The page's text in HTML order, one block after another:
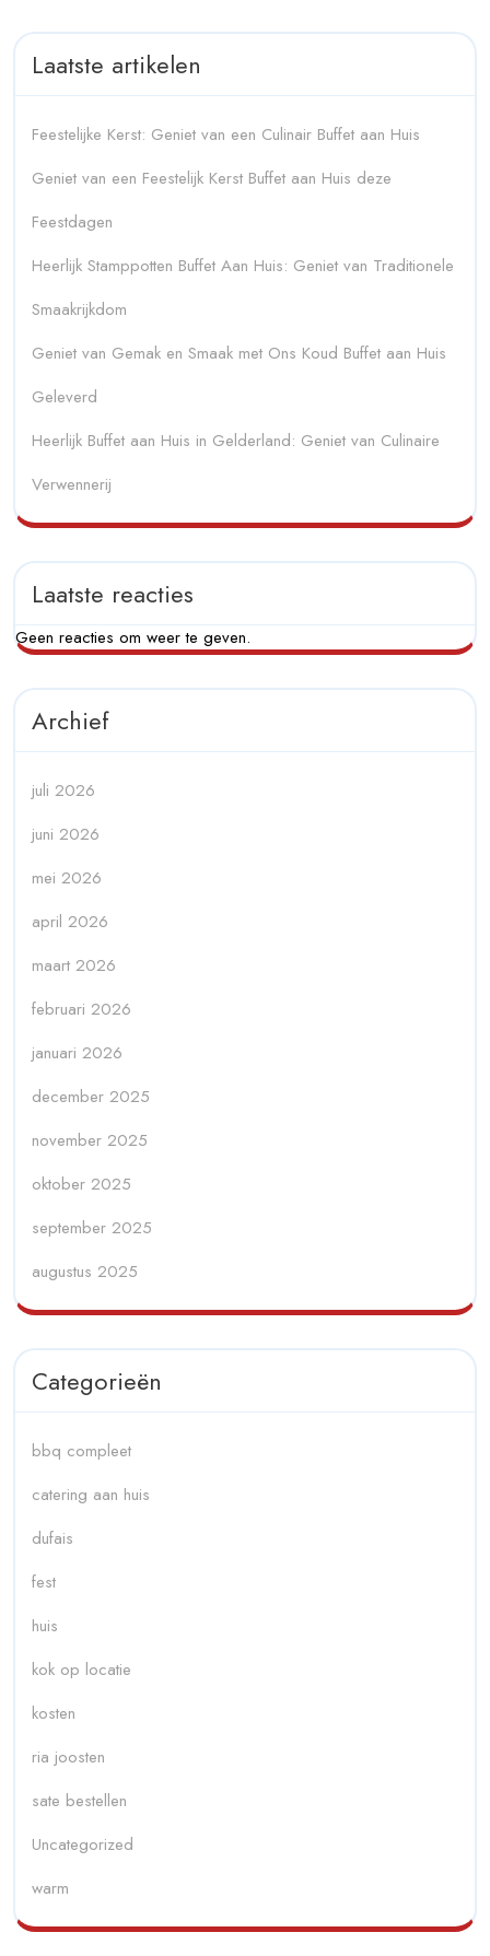
Laatste artikelen
Feestelijke Kerst: Geniet van een Culinair Buffet aan Huis
Geniet van een Feestelijk Kerst Buffet aan Huis deze
Feestdagen
Heerlijk Stamppotten Buffet Aan Huis: Geniet van Traditionele
Smaakrijkdom
Geniet van Gemak en Smaak met Ons Koud Buffet aan Huis
Geleverd
Heerlijk Buffet aan Huis in Gelderland: Geniet van Culinaire
Verwennerij
Laatste reacties
Geen reacties om weer te geven.
Archief
juli 2026
juni 2026
mei 2026
april 2026
maart 2026
februari 2026
januari 2026
december 2025
november 2025
oktober 2025
september 2025
augustus 2025
Categorieën
bbq compleet
catering aan huis
dufais
fest
huis
kok op locatie
kosten
ria joosten
sate bestellen
Uncategorized
warm